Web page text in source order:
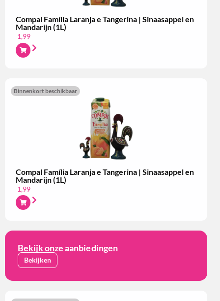
Compal Família Laranja e Tangerina | Sinaasappel en
Mandarijn (1L)
1,99
Binnenkort beschikbaar
Compal Família Laranja e Tangerina | Sinaasappel en
Mandarijn (1L)
1,99
Bekijk onze aanbiedingen
Bekijken